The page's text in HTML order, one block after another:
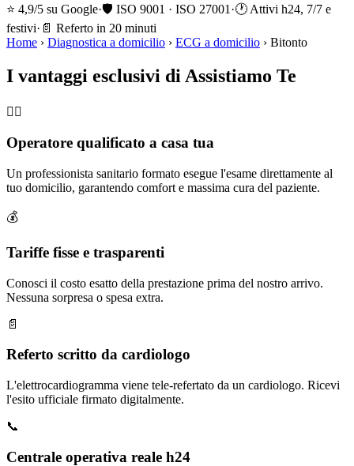
⭐ 4,9/5 su Google·🛡️ ISO 9001 · ISO 27001 ·🕐 Attivi h24, 7/7 e
festivi· 📄 Referto in 20 minuti
Home › Diagnostica a domicilio › ECG a domicilio › Bitonto
I vantaggi esclusivi di Assistiamo Te
🧑‍⚕️
Operatore qualificato a casa tua
Un professionista sanitario formato esegue l'esame direttamente al
tuo domicilio, garantendo comfort e massima cura del paziente.
💰
Tariffe fisse e trasparenti
Conosci il costo esatto della prestazione prima del nostro arrivo.
Nessuna sorpresa o spesa extra.
📄
Referto scritto da cardiologo
L'elettrocardiogramma viene tele-refertato da un cardiologo. Ricevi
l'esito ufficiale firmato digitalmente.
📞
Centrale operativa reale h24